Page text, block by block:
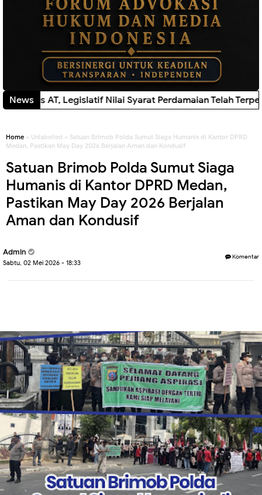
News
Legislatif Nilai Syarat Perdamaian Telah Terpenuhi New!
Home » Unlabelled » Satuan Brimob Polda Sumut Siaga Humanis di Kantor DPRD
Medan, Pastikan May Day 2026 Berjalan Aman dan Kondusif
Satuan Brimob Polda Sumut Siaga
Humanis di Kantor DPRD Medan,
Pastikan May Day 2026 Berjalan
Aman dan Kondusif
Admin
Sabtu, 02 Mei 2026 - 18:33
Komentar